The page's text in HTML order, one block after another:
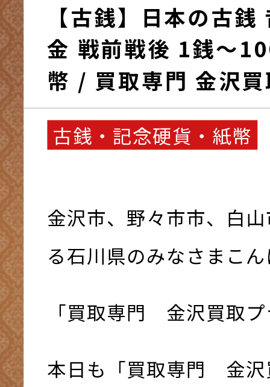
【古銭】日本の古
金 戦前戦後 1銭～
幣 / 買取専門 金沢
古銭・記念硬貨・紙幣
金沢市、野々市市、白
る石川県のみなさまこ
「買取専門 金沢買取
本日も「買取専門 金沢